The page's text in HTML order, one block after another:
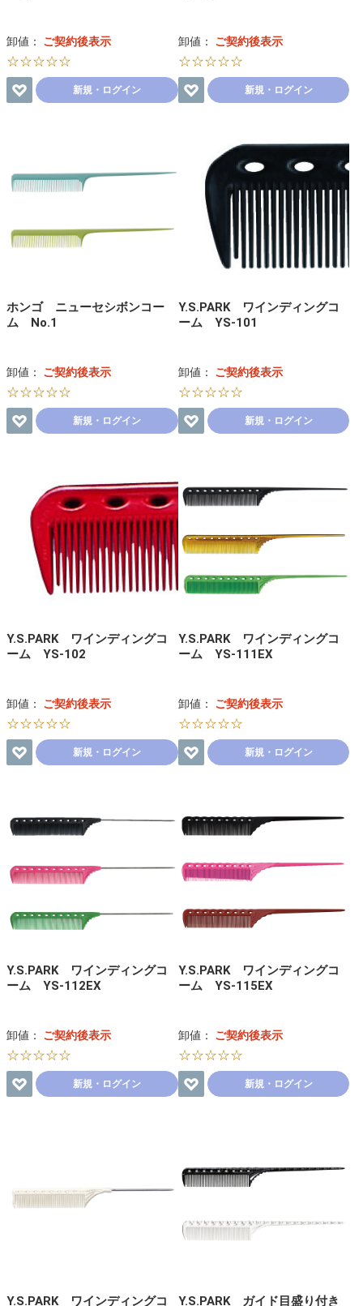
卸値： ご契約後表示
☆☆☆☆☆
新規・ログイン
卸値： ご契約後表示
☆☆☆☆☆
新規・ログイン
ホンゴ ニューセシボンコー
ム No.1
卸値： ご契約後表示
☆☆☆☆☆
新規・ログイン
Y.S.PARK ワインディングコ
ーム YS-101
卸値： ご契約後表示
☆☆☆☆☆
新規・ログイン
Y.S.PARK ワインディングコ
ーム YS-102
卸値： ご契約後表示
☆☆☆☆☆
新規・ログイン
Y.S.PARK ワインディングコ
ーム YS-111EX
卸値： ご契約後表示
☆☆☆☆☆
新規・ログイン
Y.S.PARK ワインディングコ
ーム YS-112EX
卸値： ご契約後表示
☆☆☆☆☆
新規・ログイン
Y.S.PARK ワインディングコ
ーム YS-115EX
卸値： ご契約後表示
☆☆☆☆☆
新規・ログイン
Y.S.PARK ワインディングコ Y.S.PARK ガイド目盛り付き